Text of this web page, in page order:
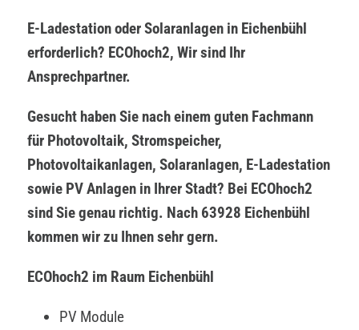
E-Ladestation oder Solaranlagen in Eichenbühl
erforderlich? ECOhoch2, Wir sind Ihr
Ansprechpartner.
Gesucht haben Sie nach einem guten Fachmann
für Photovoltaik, Stromspeicher,
Photovoltaikanlagen, Solaranlagen, E-Ladestation
sowie PV Anlagen in Ihrer Stadt? Bei ECOhoch2
sind Sie genau richtig. Nach 63928 Eichenbühl
kommen wir zu Ihnen sehr gern.
ECOhoch2 im Raum Eichenbühl
PV Module